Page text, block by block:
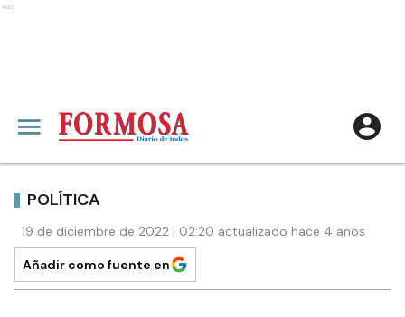
Ads
POLÍTICA
19 de diciembre de 2022 | 02:20 actualizado hace 4 años
Añadir como fuente en